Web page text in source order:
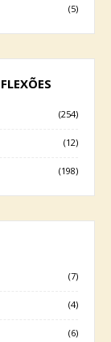
(5)
(254)
(12)
(198)
(7)
(4)
(6)